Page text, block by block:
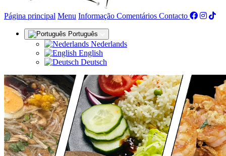
Página principal Menu Informação Comentários Contacto (actual)
Português
Nederlands
English
Deutsch